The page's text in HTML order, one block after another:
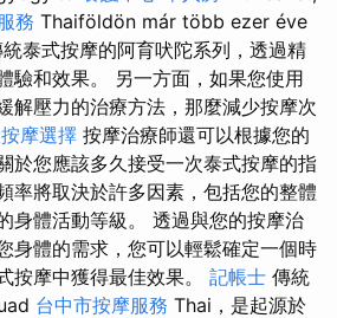
務 Thaiföldön már több ezer éve
泰式按摩的阿育吠陀系列，透過精
驗和效果。 另一方面，如果您使用
解壓力的治療方法，那麼減少按摩次
摩選擇 按摩治療師還可以根據您的
於您應該多久接受一次泰式按摩的指
率將取決於許多因素，包括您的整體
身體活動等級。 透過與您的按摩治
身體的需求，您可以輕鬆確定一個時
按摩中獲得最佳效果。 記帳士 傳統
台中市按摩服務 Thai，是起源於